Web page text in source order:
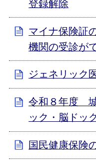
登録解除
マイナ保険証
機関の受診が
ジェネリック
令和８年度
ック・脳ドッ
国民健康保険